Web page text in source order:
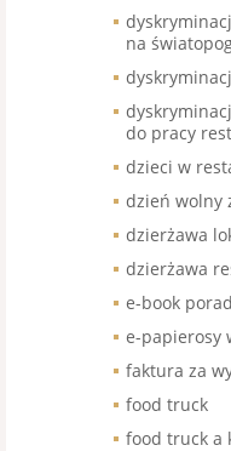
na
do pracy
dzieci w
dzień wolny
dzierżawa
dzierżawa
e-book
e-papierosy
faktura za
food truck
food truck a